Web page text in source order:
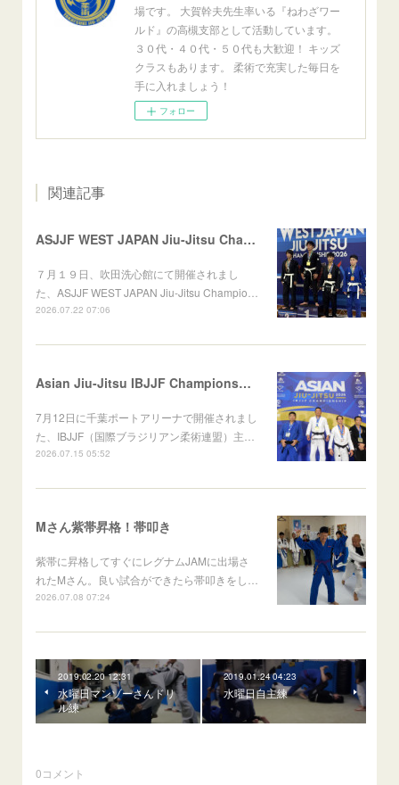
場です。 大賀幹夫先生率いる『ねわざワー
ルド』の高槻支部として活動しています。
３０代・４０代・５０代も大歓迎！ キッズ
クラスもあります。 柔術で充実した毎日を
手に入れましょう！
フォロー
関連記事
ASJJF WEST JAPAN Jiu-Jitsu Championship
７月１９日、吹田洗心館にて開催されまし
た、ASJJF WEST JAPAN Jiu-Jitsu Champio…
2026.07.22 07:06
Asian Jiu-Jitsu IBJJF Championship 2026
7月12日に千葉ポートアリーナで開催されまし
た、IBJJF（国際ブラジリアン柔術連盟）主…
2026.07.15 05:52
Mさん紫帯昇格！帯叩き
紫帯に昇格してすぐにレグナムJAMに出場さ
れたMさん。良い試合ができたら帯叩きをし…
2026.07.08 07:24
2019.02.20 12:31
水曜日マンゾーさんドリ
ル練
2019.01.24 04:23
水曜日自主練
0コメント